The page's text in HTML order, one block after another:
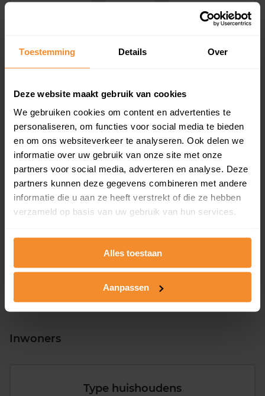
Toestemming Details Over
Deze website maakt gebruik van cookies
We gebruiken cookies om content en advertenties te
personaliseren, om functies voor social media te bieden
en om ons websiteverkeer te analyseren. Ook delen we
informatie over uw gebruik van onze site met onze
partners voor social media, adverteren en analyse. Deze
partners kunnen deze gegevens combineren met andere
informatie die u aan ze heeft verstrekt of die ze hebben
verzameld op basis van uw gebruik van hun services.
Alles toestaan
Aanpassen
Bouwjaar
T/m 1945
17%
2008 of later
7%
Inwoners
Type huishoudens